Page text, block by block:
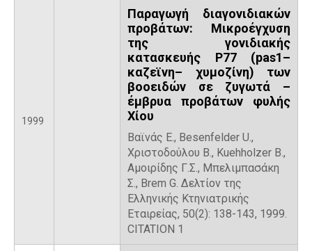
1999
Παραγωγή διαγονιδιακών
προβάτων: Μικροέγχυση
της γονιδιακής
κατασκευής P77 (pas1–
καζεϊνη– χυμοζίνη) των
βοοειδών σε ζυγωτά –
έμβρυα προβάτων φυλής
Χίου
Βαϊνάς Ε., Besenfelder U.,
Χριστοδούλου Β., Kuehholzer B.,
Aμοιρίδης Γ.Σ., Μπελιμπασάκη
Σ., Brem G. Δελτίον της
Ελληνικής Κτηνιατρικής
Εταιρείας, 50(2): 138-143, 1999.
CITATION 1